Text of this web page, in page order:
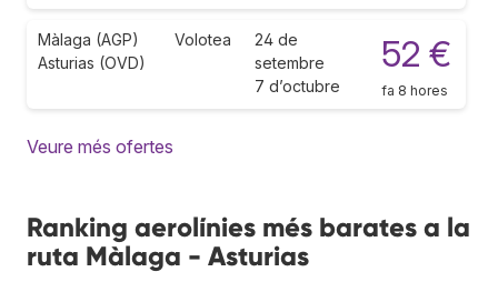
Màlaga (AGP)
Asturias (OVD)
Volotea
24 de
setembre
7 d’octubre
52 €
fa 8 hores
Veure més ofertes
Ranking aerolínies més barates a la
ruta Màlaga - Asturias